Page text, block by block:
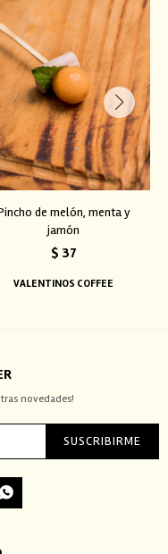
de melón, menta y
jamón
$ 37
VALENTINOS COFFEE
novedades!
SUSCRIBIRME
